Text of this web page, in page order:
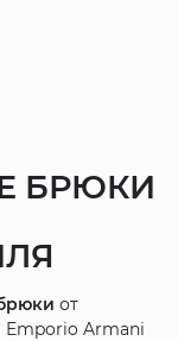
БРЮКИ
от
Emporio Armani